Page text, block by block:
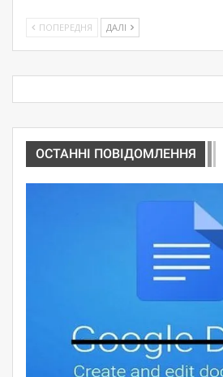
ПОПЕРЕДНЯ ДАЛІ
ОСТАННІ ПОВІДОМЛЕННЯ